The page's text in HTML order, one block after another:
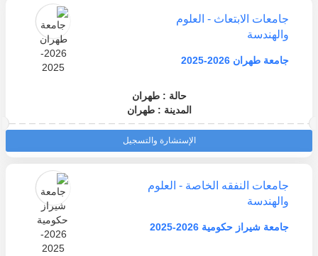
جامعات الابتعاث - العلوم
والهندسة
جامعة طهران 2026-2025
حالة : طهران
المدينة : طهران
الإستشارة والتسجيل
جامعات النفقه الخاصة - العلوم
والهندسة
جامعة شيراز حكومية 2026-2025